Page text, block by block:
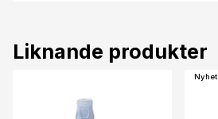
Liknande produkter
Nyhet